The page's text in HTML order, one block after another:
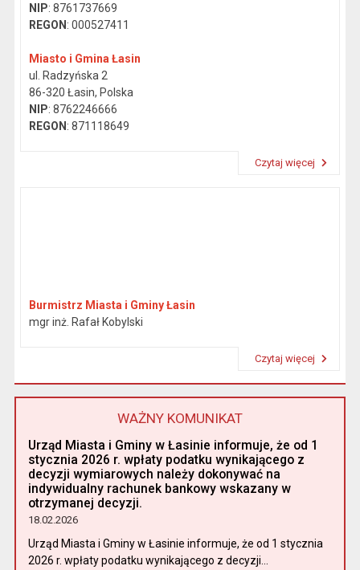
NIP: 8761737669
REGON : 000527411
Miasto i Gmina Łasin
ul. Radzyńska 2
86-320 Łasin, Polska
NIP: 8762246666
REGON : 871118649
Czytaj więcej
Burmistrz Miasta i Gminy Łasin
mgr inż. Rafał Kobylski
Czytaj więcej
WAŻNY KOMUNIKAT
Urząd Miasta i Gminy w Łasinie informuje, że od 1
stycznia 2026 r. wpłaty podatku wynikającego z
decyzji wymiarowych należy dokonywać na
indywidualny rachunek bankowy wskazany w
otrzymanej decyzji.
18.02.2026
Urząd Miasta i Gminy w Łasinie informuje, że od 1 stycznia
2026 r. wpłaty podatku wynikającego z decyzji...